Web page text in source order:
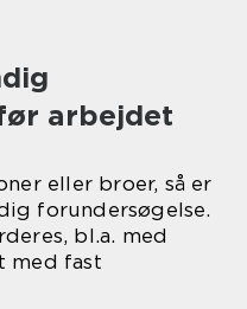
arbejdet
eller broer, så er
forundersøgelse.
bl.a. med
med fast